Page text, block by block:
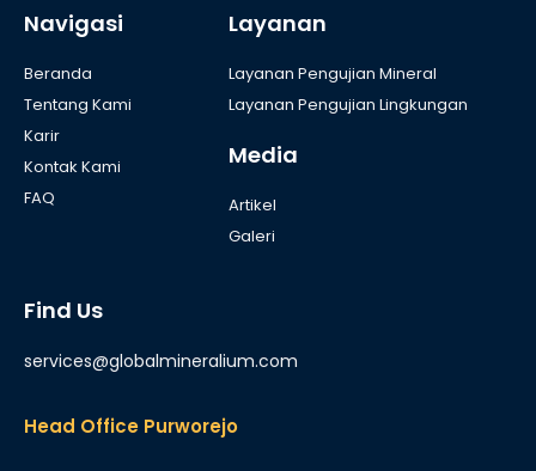
Navigasi
Beranda
Tentang Kami
Karir
Kontak Kami
FAQ
Layanan
Layanan Pengujian Mineral
Layanan Pengujian Lingkungan
Media
Artikel
Galeri
Find Us
services@globalmineralium.com
Head Office Purworejo